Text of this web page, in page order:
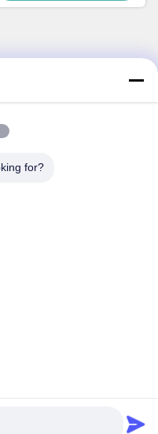
Parkı, 2-1, Xingye
for?